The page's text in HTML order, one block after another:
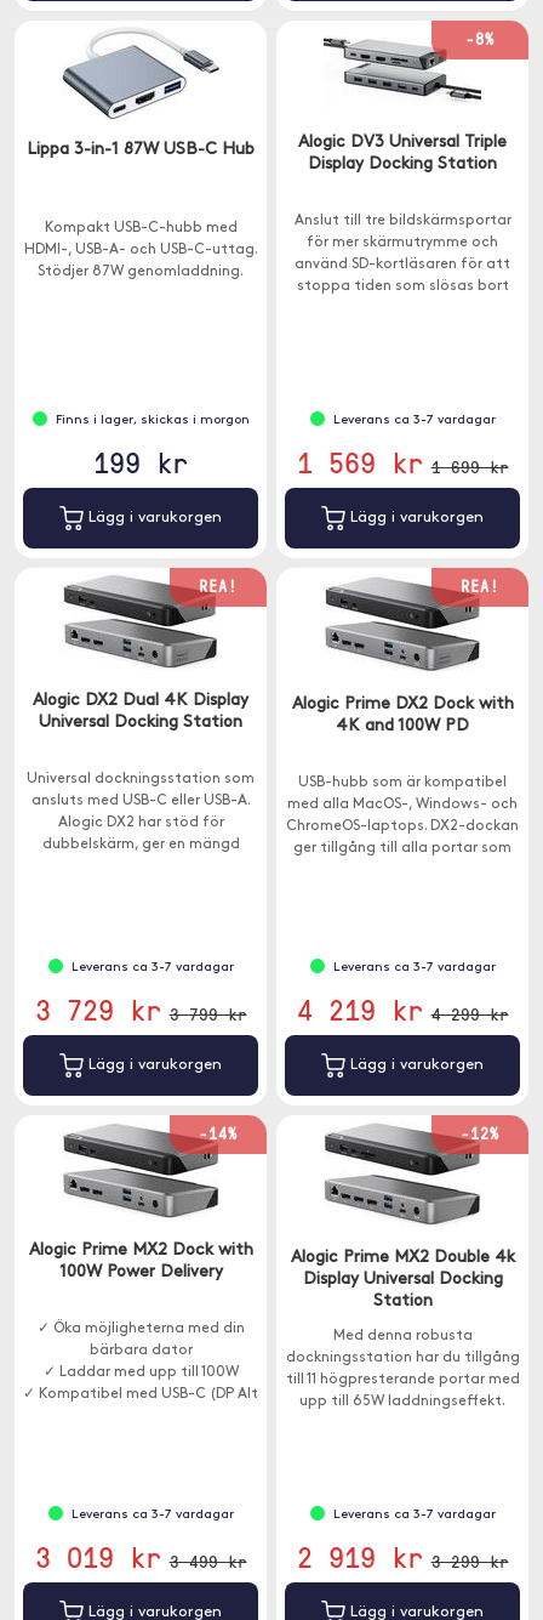
Lippa 3-in-1 87W USB-C Hub
Kompakt USB-C-hubb med
HDMI-, USB-A- och USB-C-uttag.
Stödjer 87W genomladdning.
Finns i lager, skickas i morgon
199 kr
Lägg i varukorgen
-8%
Alogic DV3 Universal Triple
Display Docking Station
Anslut till tre bildskärmsportar
för mer skärmutrymme och
använd SD-kortläsaren för att
stoppa tiden som slösas bort
Leverans ca 3-7 vardagar
1 569 kr 1 699 kr
Lägg i varukorgen
REA!
Alogic DX2 Dual 4K Display
Universal Docking Station
Universal dockningsstation som
ansluts med USB-C eller USB-A.
Alogic DX2 har stöd för
dubbelskärm, ger en mängd
Leverans ca 3-7 vardagar
3 729 kr 3 799 kr
Lägg i varukorgen
REA!
Alogic Prime DX2 Dock with
4K and 100W PD
USB-hubb som är kompatibel
med alla MacOS-, Windows- och
ChromeOS-laptops. DX2-dockan
ger tillgång till alla portar som
Leverans ca 3-7 vardagar
4 219 kr 4 299 kr
Lägg i varukorgen
-14%
Alogic Prime MX2 Dock with
100W Power Delivery
✓ Öka möjligheterna med din
bärbara dator
✓ Laddar med upp till 100W
✓ Kompatibel med USB-C (DP Alt
Leverans ca 3-7 vardagar
3 019 kr 3 499 kr
Lägg i varukorgen
-12%
Alogic Prime MX2 Double 4k
Display Universal Docking
Station
Med denna robusta
dockningsstation har du tillgång
till 11 högpresterande portar med
upp till 65W laddningseffekt.
Leverans ca 3-7 vardagar
2 919 kr 3 299 kr
Lägg i varukorgen